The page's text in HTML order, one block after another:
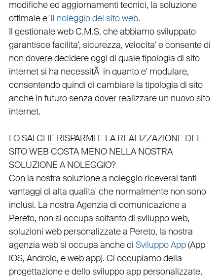
modifiche ed aggiornamenti tecnici, la soluzione
ottimale e' il noleggio del sito web.
Il gestionale web C.M.S. che abbiamo sviluppato
garantiscefacilita', sicurezza, velocita' e consente di
non dovere decidere oggi di quale tipologia di sito
internet si ha necessitÃ in quanto e' modulare,
consentendo quindi di cambiare la tipologia di sito
anche in futuro senza dover realizzare un nuovo sito
internet.
LO SAI CHE RISPARMI E LA REALIZZAZIONE DEL
SITO WEB COSTA MENO NELLA NOSTRA
SOLUZIONE A NOLEGGIO?
Con la nostra soluzione a noleggio riceverai tanti
vantaggi di alta qualita' che normalmente non sono
inclusi. La nostra Agenzia di comunicazione a
Pereto, non si occupa soltanto di sviluppo web,
soluzioni web personalizzate a Pereto, la nostra
agenzia websi occupa anche di Sviluppo App(App
iOS, Android, eweb app). Ci occupiamo della
progettazionee dellosviluppo app personalizzate,